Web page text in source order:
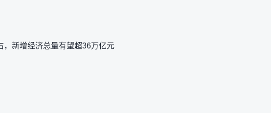
，新增经济总量有望超36万亿元